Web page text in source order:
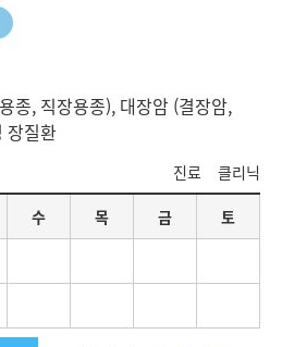
종, 직장용종), 대장암 (결장암,
장질환
진료
클리닉
수 목 금 토